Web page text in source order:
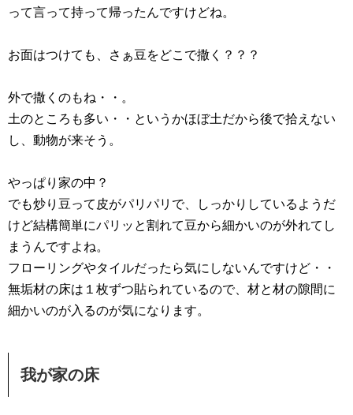
って言って持って帰ったんですけどね。
お面はつけても、さぁ豆をどこで撒く？？？
外で撒くのもね・・。
土のところも多い・・というかほぼ土だから後で拾えない
し、動物が来そう。
やっぱり家の中？
でも炒り豆って皮がパリパリで、しっかりしているようだ
けど結構簡単にパリッと割れて豆から細かいのが外れてし
まうんですよね。
フローリングやタイルだったら気にしないんですけど・・
無垢材の床は１枚ずつ貼られているので、材と材の隙間に
細かいのが入るのが気になります。
我が家の床